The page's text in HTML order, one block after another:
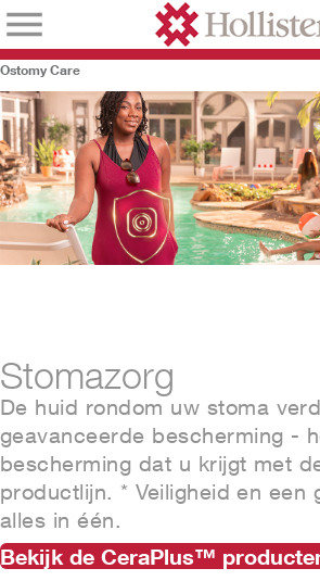
Ostomy Care
Stomazorg
De huid rondom uw stoma
geavanceerde bescherming -
bescherming dat u krijgt met
productlijn. * Veiligheid en een
alles in één.
Bekijk de CeraPlus™